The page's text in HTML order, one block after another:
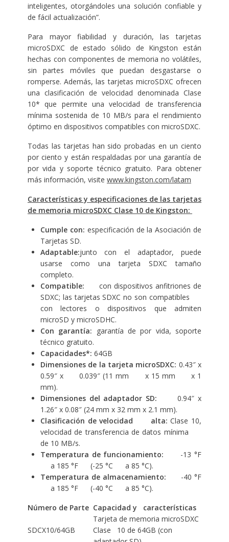
inteligentes, otorgándoles una solución confiable y
de fácil actualización”.
Para mayor fiabilidad y duración, las tarjetas
microSDXC de estado sólido de Kingston están
hechas con componentes de memoria no volátiles,
sin partes móviles que puedan desgastarse o
romperse. Además, las tarjetas microSDXC ofrecen
una clasificación de velocidad denominada Clase
10* que permite una velocidad de transferencia
mínima sostenida de 10 MB/s para el rendimiento
óptimo en dispositivos compatibles con microSDXC.
Todas las tarjetas han sido probadas en un ciento
por ciento y están respaldadas por una garantía de
por vida y soporte técnico gratuito. Para obtener
más información, visite www.kingston.com/latam
Características y especificaciones de las tarjetas
de memoria microSDXC Clase 10 de Kingston:
Cumple con: especificación de la Asociación de
Tarjetas SD.
Adaptable:junto con el adaptador, puede
usarse como una tarjeta SDXC tamaño
completo.
Compatible: con dispositivos anfitriones de
SDXC; las tarjetas SDXC no son compatibles
con lectores o dispositivos que admiten
microSD y microSDHC.
Con garantía: garantía de por vida, soporte
técnico gratuito.
Capacidades*: 64GB
Dimensiones de la tarjeta microSDXC: 0.43″ x
0.59″ x 0.039″ (11 mm x 15 mm x 1
mm).
Dimensiones del adaptador SD: 0.94″ x
1.26″ x 0.08″ (24 mm x 32 mm x 2.1 mm).
Clasificación de velocidad alta: Clase 10,
velocidad de transferencia de datos mínima
de 10 MB/s.
Temperatura de funcionamiento: -13 °F
a 185 °F (-25 °C a 85 °C).
Temperatura de almacenamiento: -40 °F
a 185 °F (-40 °C a 85 °C).
Número de Parte Capacidad y características
SDCX10/64GB
Tarjeta de memoria microSDXC
Clase 10 de 64GB (con